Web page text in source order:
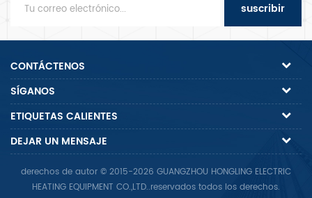
suscribir
CONTÁCTENOS
SÍGANOS
ETIQUETAS CALIENTES
DEJAR UN MENSAJE
derechos de autor © 2015-2026 GUANGZHOU HONGLING ELECTRIC
HEATING EQUIPMENT CO.,LTD..reservados todos los derechos.